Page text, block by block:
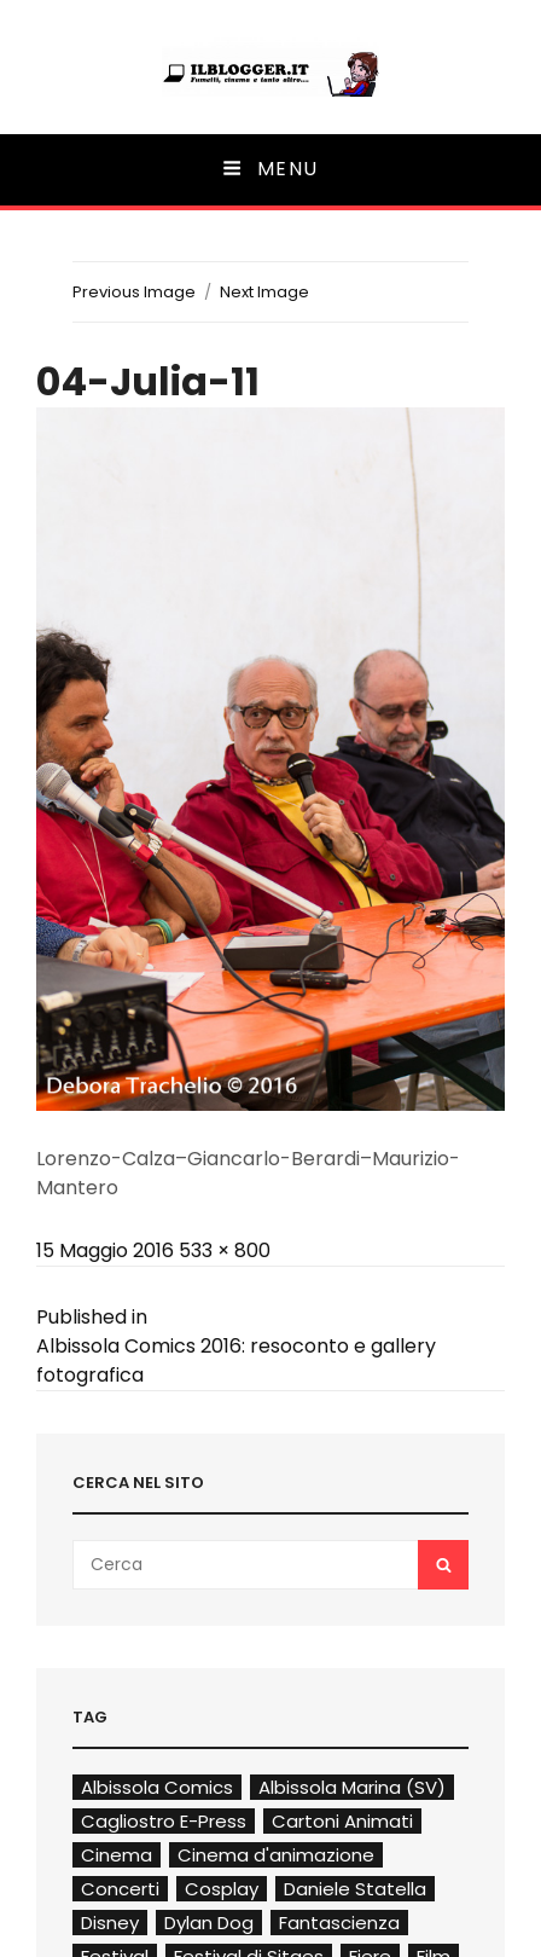
Ilblogger.it
Il portalino di blog | MENU
Previous Image Next Image
04-Julia-11
Lorenzo-Calza–Giancarlo-Berardi–Maurizio-
Mantero
Posted
15 Maggio 2016 Full
533 × 800
Navigazione
articoli
Published in
Albissola Comics 2016: resoconto e gallery
fotografica
CERCA NEL SITO
for:
SEARCH
TAG
Albissola Comics
Albissola Marina (SV)
Cagliostro E-Press
Cartoni Animati
Cinema
Cinema d'animazione
Concerti
Cosplay
Daniele Statella
Disney
Dylan Dog
Fantascienza